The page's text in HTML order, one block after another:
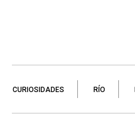
CURIOSIDADES RÍO